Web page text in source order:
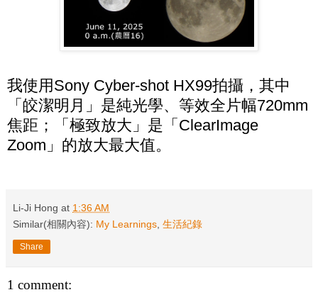
我使用Sony Cyber-shot HX99拍攝，其中
「皎潔明月」是純光學、等效全片幅720mm
焦距；「極致放大」是「ClearImage
Zoom」的放大最大值。
Li-Ji Hong at 1:36 AM
Similar(相關內容): My Learnings 生活紀錄
Share
1 comment: